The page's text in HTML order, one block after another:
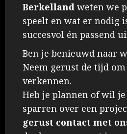
Ruimtethermostaat
Berkelland weten we
speelt en wat er nodig
succesvol én passend
Ben je benieuwd naar
Neem gerust de tijd
verkennen.
Heb je plannen of wil
sparren over een
gerust contact met